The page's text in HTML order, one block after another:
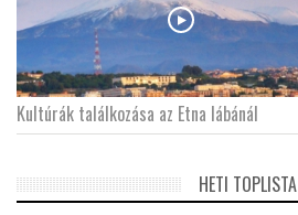
Kultúrák találkozása az Etna lábánál
HETI TOPLISTA